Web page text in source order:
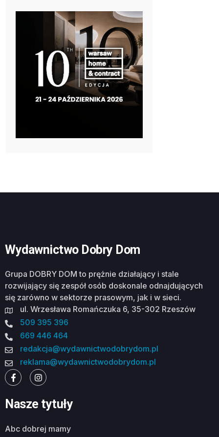
Wydawnictwo Dobry Dom
Grupa DOBRY DOM to prężnie działający i stale
rozwijający się zespół osób doskonale odnajdujących
się zarówno w sektorze prasowym, jak i w sieci.
ul. Wrzesława Romańczuka 6, 35-302 Rzeszów
509 395 396
669 446 464
redakcja@wydawnictwodobrydom.pl
reklama@wydawnictwodobrydom.pl
Nasze tytuły
abc dobrej mamy